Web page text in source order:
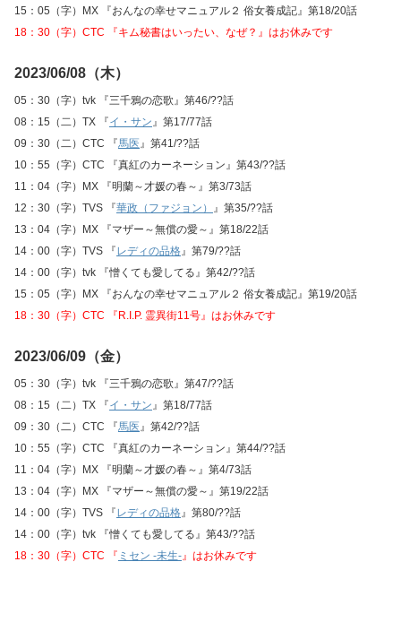
15：05（字）MX 『おんなの幸せマニュアル２ 俗女養成記』第18/20話
18：30（字）CTC 『キム秘書はいったい、なぜ？』はお休みです
2023/06/08（木）
05：30（字）tvk 『三千鴉の恋歌』第46/??話
08：15（二）TX 『イ・サン』第17/77話
09：30（二）CTC 『馬医』第41/??話
10：55（字）CTC 『真紅のカーネーション』第43/??話
11：04（字）MX 『明蘭～才媛の春～』第3/73話
12：30（字）TVS 『華政（ファジョン） 』第35/??話
13：04（字）MX 『マザー～無償の愛～』第18/22話
14：00（字）TVS 『レディの品格』第79/??話
14：00（字）tvk 『憎くても愛してる』第42/??話
15：05（字）MX 『おんなの幸せマニュアル２ 俗女養成記』第19/20話
18：30（字）CTC 『R.I.P. 霊異街11号』はお休みです
2023/06/09（金）
05：30（字）tvk 『三千鴉の恋歌』第47/??話
08：15（二）TX 『イ・サン』第18/77話
09：30（二）CTC 『馬医』第42/??話
10：55（字）CTC 『真紅のカーネーション』第44/??話
11：04（字）MX 『明蘭～才媛の春～』第4/73話
13：04（字）MX 『マザー～無償の愛～』第19/22話
14：00（字）TVS 『レディの品格』第80/??話
14：00（字）tvk 『憎くても愛してる』第43/??話
18：30（字）CTC 『 ミセン -未生-』はお休みです